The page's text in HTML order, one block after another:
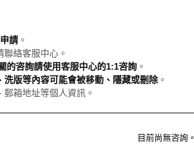
請 。
絡客服中心。
的咨詢請使用客服中心的1:1咨詢 。
洗版等內容可能會被移動、隱藏或刪除。
箱地址等個人資訊。
目前尚無咨詢。